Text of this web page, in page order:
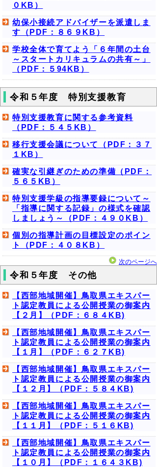
０KB）
幼保小接続アドバイザーを派遣しま
す（PDF：８６９KB）
学校全体で育てよう「６年間の土台
～スタートカリキュラムの共有～」
（PDF：５94KB）
令和５年度 特別支援教育
特別支援教育に関する参考資料
（PDF：５４５KB）
移行支援会議について（PDF：３７
１KB）
確実な引継ぎのための準備（PDF：
５６５KB）
特別支援学級の指導要録について～
「指導に関する記録」の様式を確認
しましょう～（PDF：４９０KB）
個別の指導計画の目標設定のポイン
ト（PDF：４０８KB）
次のページへ
令和５年度 その他
【西部地域開催】鳥取県エキスパー
ト認定教員による公開授業の御案内
【２月】（PDF：６８４KB)
【西部地域開催】鳥取県エキスパー
ト認定教員による公開授業の御案内
【１月】（PDF：６２７KB)
【西部地域開催】鳥取県エキスパー
ト認定教員による公開授業の御案内
【１２月】（PDF：５８４KB)
【西部地域開催】鳥取県エキスパー
ト認定教員による公開授業の御案内
【１１月】（PDF：５１６KB)
【西部地域開催】鳥取県エキスパー
ト認定教員による公開授業の御案内
【１０月】（PDF：１６４３KB)